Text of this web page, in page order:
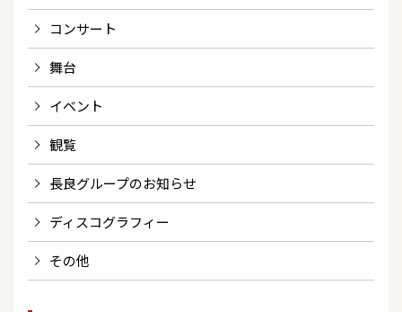
コンサート
舞台
イベント
観覧
長良グループのお知らせ
ディスコグラフィー
その他